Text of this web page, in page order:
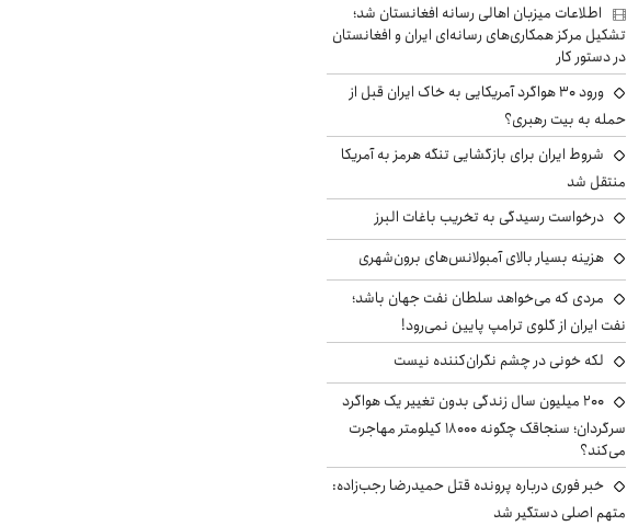
اطلاعات میزبان اهالی رسانه افغانستان شد؛
تشکیل مرکز همکاری‌های رسانه‌ای ایران و افغانستان
در دستور کار
ورود ۳۰ هواگرد آمریکایی به خاک ایران قبل از
حمله به بیت رهبری؟
شروط ایران برای بازگشایی تنگه هرمز به آمریکا
منتقل شد
درخواست رسیدگی به تخریب باغات البرز
هزینه بسیار بالای آمبولانس‌های برون‌شهری
مردی که می‌خواهد سلطان نفت جهان باشد؛
نفت ایران از گلوی ترامپ پایین نمی‌رود!
لکه خونی در چشم نگران‌کننده نیست
۲۰۰ میلیون سال زندگی بدون تغییر یک هواگرد
سرگردان؛ سنجاقک‌ چگونه ۱۸۰۰۰ کیلومتر مهاجرت
می‌کند؟
خبر فوری درباره پرونده قتل حمیدرضا رجب‌زاده:
متهم اصلی دستگیر شد